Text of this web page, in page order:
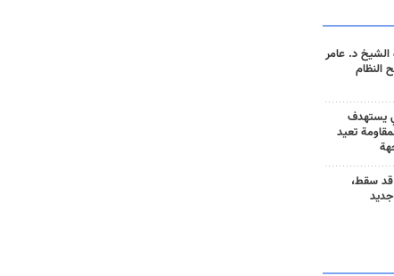
الشيخ د. عامر
النظام
يستهدف
تعيد
سقط،